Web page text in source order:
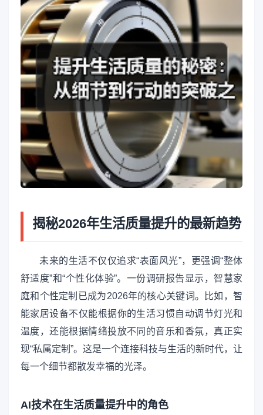
揭秘2026年生活质量提升的最新趋势
未来的生活不仅仅追求“表面风光”，更强调“整体
舒适度”和“个性化体验”。一份调研报告显示，智慧家
庭和个性定制已成为2026年的核心关键词。比如，智
能家居设备不仅能根据你的生活习惯自动调节灯光和
温度，还能根据情绪投放不同的音乐和香氛，真正实
现“私属定制”。这是一个连接科技与生活的新时代，让
每一个细节都散发幸福的光泽。
AI技术在生活质量提升中的角色